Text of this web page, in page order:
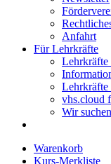
Anfahrt
Für Lehrkräfte
Lehrkräfte
vhs.cloud
Wir
Warenkorb
Kurs-Merkliste